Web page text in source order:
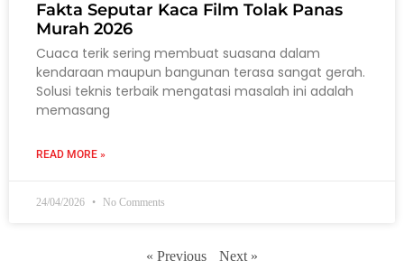
Fakta Seputar Kaca Film Tolak Panas
Murah 2026
Cuaca terik sering membuat suasana dalam
kendaraan maupun bangunan terasa sangat gerah.
Solusi teknis terbaik mengatasi masalah ini adalah
memasang
READ MORE »
24/04/2026 No Comments
« Previous Next »